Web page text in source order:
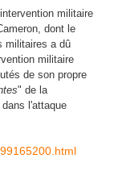
militaire
dont le
militaires a dû
militaire
de son propre
" de la
l'attaque